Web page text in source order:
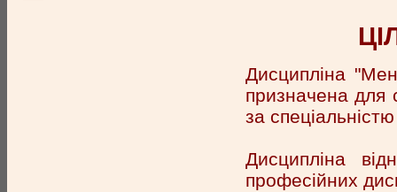
Дисципліна
призначена для
за
Дисципліна
професійних